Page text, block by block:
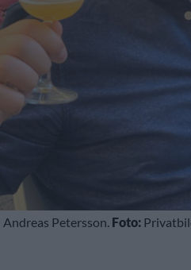
Andreas Petersson. Foto: